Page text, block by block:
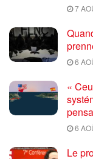
7
6
«
6
Le